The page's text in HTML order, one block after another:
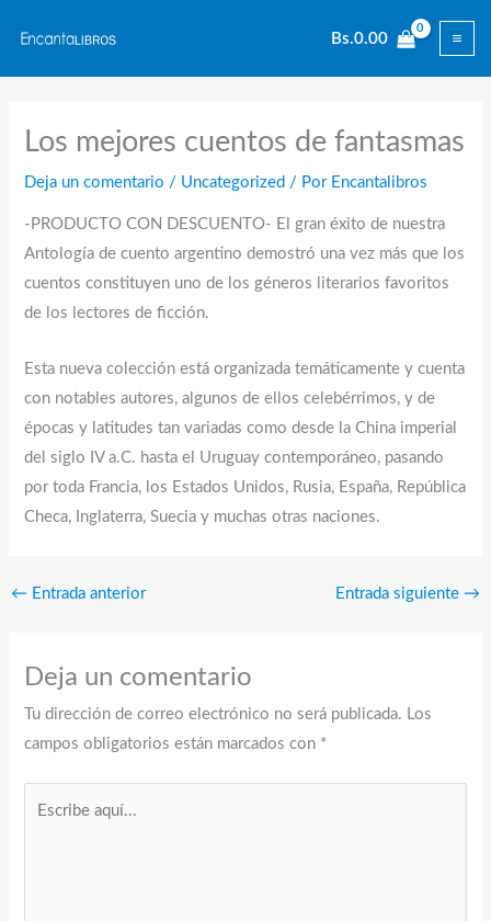
contenido
Bs.0.00
Los mejores cuentos de fantasmas
Deja un comentario / Uncategorized / Por Encantalibros
-PRODUCTO CON DESCUENTO- El gran éxito de nuestra
Antología de cuento argentino demostró una vez más que los
cuentos constituyen uno de los géneros literarios favoritos
de los lectores de ficción.
Esta nueva colección está organizada temáticamente y cuenta
con notables autores, algunos de ellos celebérrimos, y de
épocas y latitudes tan variadas como desde la China imperial
del siglo IV a.C. hasta el Uruguay contemporáneo, pasando
por toda Francia, los Estados Unidos, Rusia, España, República
Checa, Inglaterra, Suecia y muchas otras naciones.
← Entrada anterior Entrada siguiente →
Deja un comentario
Tu dirección de correo electrónico no será publicada. Los
campos obligatorios están marcados con *